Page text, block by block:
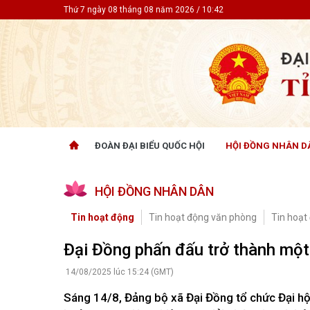
Thứ 7 ngày 08 tháng 08 năm 2026 / 10:42
ĐOÀN ĐẠI BIỂU QUỐC HỘI HỘI ĐỒNG NHÂN
Tin hoạt động
Tài liệu giám sát, khảo sát
Tin
Tài liệu
CỬ TRI QUAN TÂM
GÓP Ý
HỘI ĐỒNG NHÂN DÂN
Tin hoạt động Tin hoạt động văn phòng Tin hoạt
Đại Đồng phấn đấu trở thành
14/08/2025 lúc 15:24 (GMT)
Sáng 14/8, Đảng bộ xã Đại Đồng tổ chức Đại